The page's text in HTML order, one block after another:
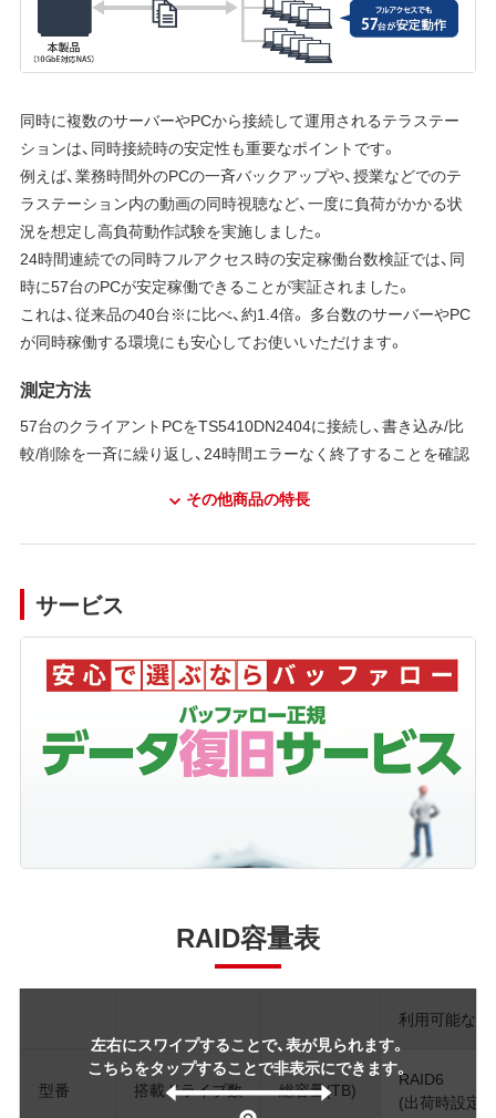
同時に複数のサーバーやPCから接続して運用されるテラステー
ションは、同時接続時の安定性も重要なポイントです。
例えば、業務時間外のPCの一斉バックアップや、授業などでのテ
ラステーション内の動画の同時視聴など、一度に負荷がかかる状
況を想定し高負荷動作試験を実施しました。
24時間連続での同時フルアクセス時の安定稼働台数検証では、同
時に57台のPCが安定稼働できることが実証されました。
これは、従来品の40台※に比べ、約1.4倍。 多台数のサーバーやPC
が同時稼働する環境にも安心してお使いいただけます。
測定方法
57台のクライアントPCをTS5410DN2404に接続し、書き込み/比
較/削除を一斉に繰り返し、24時間エラーなく終了することを確認
その他商品の特長
サービス
RAID容量表
左右にスワイプすることで、表が見られます。
こちらをタップすることで非表示にできます。
利用可能な
型番 搭載ドライブ数 総容量(TB)
RAID6
(出荷時設定)